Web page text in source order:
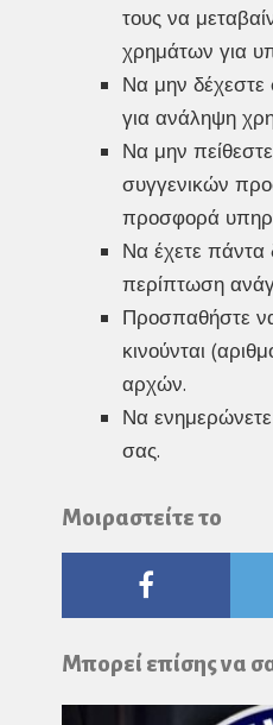
τους να
χρημάτων για
Να μην
για ανάληψη
Να μην
συγγενικών
προσφορά
Να έχετε πάντα
περίπτωση
Προσπαθήστε
κινούνται
αρχών.
Να
σας.
Μοιραστείτε το
Μπορεί επίσης να